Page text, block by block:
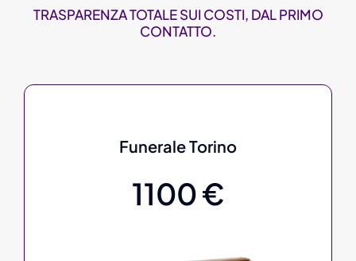
TRASPARENZA TOTALE SUI COSTI, DAL PRIMO
CONTATTO.
Funerale Torino
1100 €